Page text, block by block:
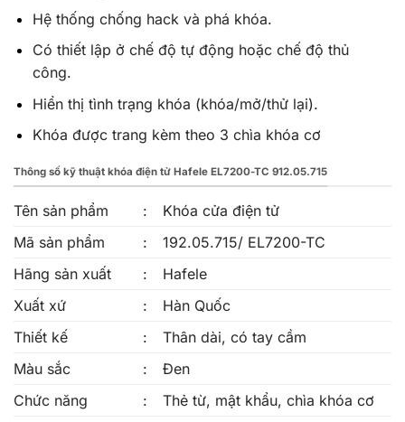
Hệ thống chống hack và phá khóa.
Có thiết lập ở chế độ tự động hoặc chế độ thủ
công.
Hiển thị tình trạng khóa (khóa/mở/thử lại).
Khóa được trang kèm theo 3 chìa khóa cơ
Thông số kỹ thuật khóa điện tử Hafele EL7200-TC 912.05.715
Tên sản phẩm :
Khóa cửa điện tử
Mã sản phẩm
:
192.05.715/ EL7200-TC
Hãng sản xuất
:
Hafele
Xuất xứ
:
Hàn Quốc
Thiết kế
:
Thân dài, có tay cầm
Màu sắc
:
Đen
Chức năng
: Thẻ từ, mật khẩu, chìa khóa cơ